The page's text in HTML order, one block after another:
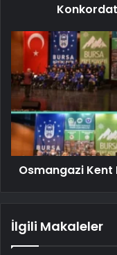
Osmangazi Kent
İlgili Makaleler